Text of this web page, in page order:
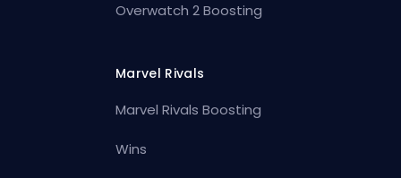
Overwatch 2 Boosting
Marvel Rivals
Marvel Rivals Boosting
Wins